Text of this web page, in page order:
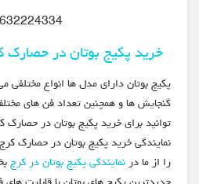
خرید پکیج بوتان در حصارک
پکیج بوتان دارای مدل ها انواع مختلفی
گنجایش ها و همچنین تعداد فن های
توانید برای خرید پکیج بوتان در حصارک
نمایندگی خرید پکیج بوتان در حصارک
را از ما درنمایندگی پکیج بوتان در کرج